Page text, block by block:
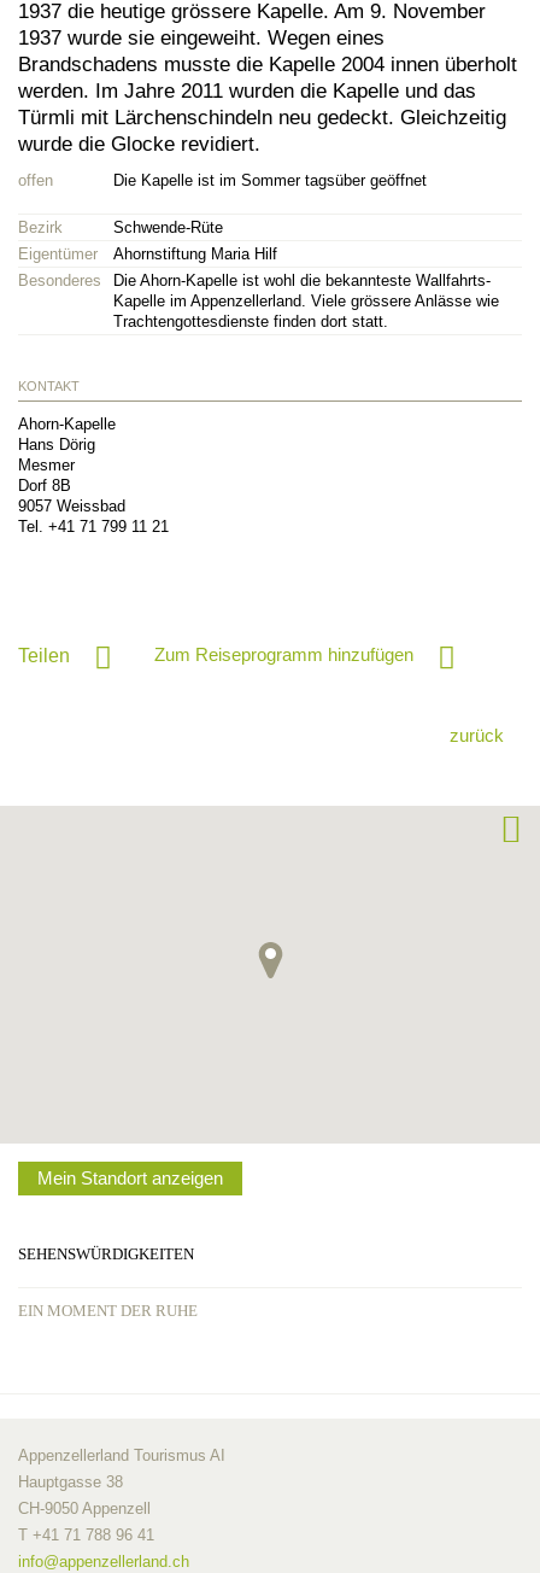
1937 die heutige grössere Kapelle. Am 9. November
1937 wurde sie eingeweiht. Wegen eines
Brandschadens musste die Kapelle 2004 innen überholt
werden. Im Jahre 2011 wurden die Kapelle und das
Türmli mit Lärchenschindeln neu gedeckt. Gleichzeitig
wurde die Glocke revidiert.
offen Die Kapelle ist im Sommer tagsüber geöffnet
Bezirk
Schwende-Rüte
Eigentümer
Ahornstiftung Maria Hilf
Besonderes
Die Ahorn-Kapelle ist wohl die bekannteste Wallfahrts-
Kapelle im Appenzellerland. Viele grössere Anlässe wie
Trachtengottesdienste finden dort statt.
KONTAKT
Ahorn-Kapelle
Hans Dörig
Mesmer
Dorf 8B
9057 Weissbad
Tel. +41 71 799 11 21
Teilen Zum Reiseprogramm hinzufügen
zurück
Mein Standort anzeigen
SEHENSWÜRDIGKEITEN
EIN MOMENT DER RUHE
Appenzellerland Tourismus AI
Hauptgasse 38
CH-9050 Appenzell
T +41 71 788 96 41
info@appenzellerland.ch